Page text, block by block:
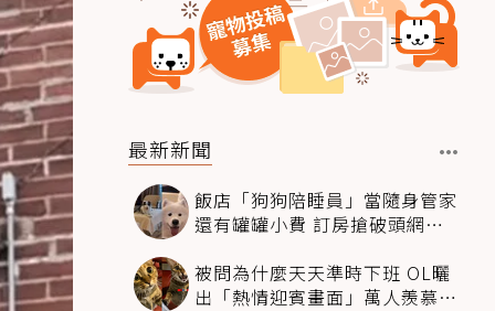
最新新聞
飯店「狗狗陪睡員」當隨身管家
還有罐罐小費 訂房搶破頭網友
被問為什麼天天準時下班 OL曬
出「熱情迎賓畫面」萬人羨慕：